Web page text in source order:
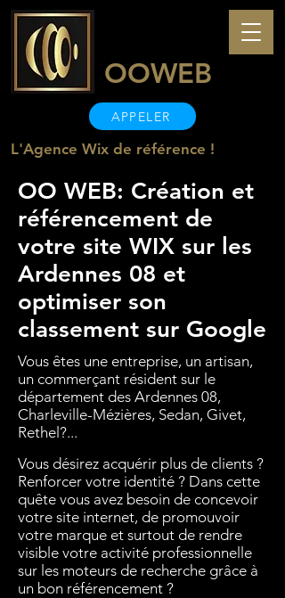
OOWEB
L'Agence Wix de référence !
APPELER
OO WEB: Création et
référencement de
votre site WIX sur les
Ardennes 08 et
optimiser son
classement sur Google
Vous êtes une entreprise, un artisan,
un commerçant résident sur le
département des Ardennes 08,
Charleville-Mézières, Sedan, Givet,
Rethel?...
Vous désirez acquérir plus de clients ?
Renforcer votre identité ? Dans cette
quête vous avez besoin de concevoir
votre site internet, de promouvoir
votre marque et surtout de rendre
visible votre activité professionnelle
sur les moteurs de recherche grâce à
un bon référencement ?